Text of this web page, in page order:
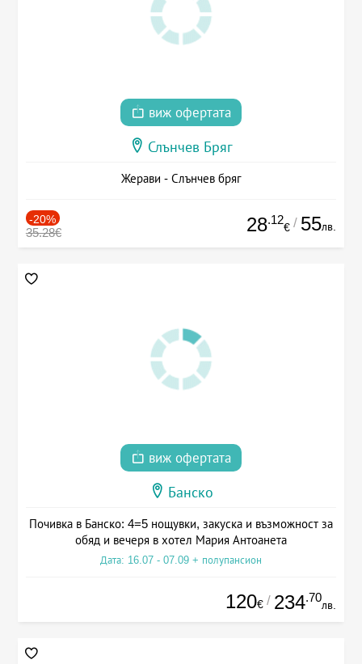
виж офертата
Слънчев Бряг
Жерави - Слънчев бряг
-20%
35.28€ 28.12
€ / 55лв.
виж офертата
Банско
Почивка в Банско: 4=5 нощувки, закуска и възможност за
обяд и вечеря в хотел Мария Антоанета
Дата: 16.07 - 07.09 + полупансион
120€ / 234.70
лв.